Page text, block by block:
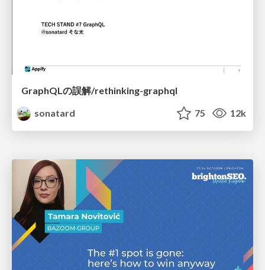
GraphQLの誤解/rethinking-graphql
sonatard
75 12k